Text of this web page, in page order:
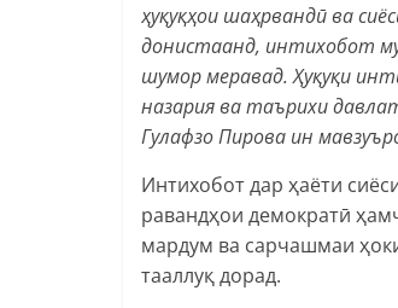
ҳуқуқҳои шаҳрвандӣ ва
донистаанд, интихобот
шумор меравад. Ҳуқуқи
назария ва таърихи
Гулафзо Пирова ин
Интихобот дар ҳаёти
равандҳои демократӣ
мардум ва сарчашмаи
тааллуқ дорад.